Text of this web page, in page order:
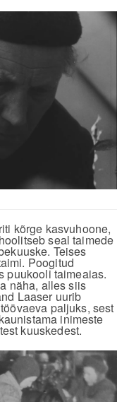
kõrge kasvuhoone,
seal taimede
Teises
Poogitud
puukooli taimeaias.
näha, alles siis
Laaser uurib
paljuks, sest
inimeste
kuuskedest.